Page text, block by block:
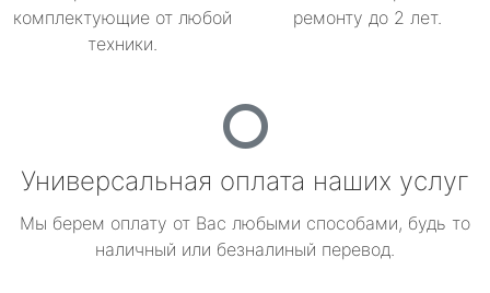
комплектующие от любой
техники.
ремонту до 2 лет.
Универсальная оплата наших услуг
Мы берем оплату от Вас любыми способами, будь то
наличный или безналиный перевод.